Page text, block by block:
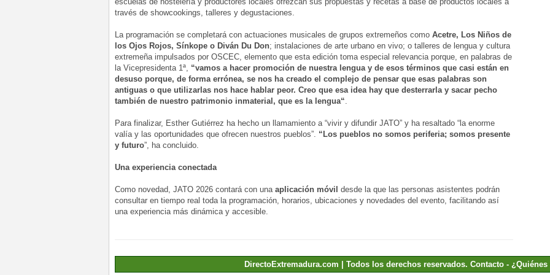
través de showcookings, talleres y degustaciones.
La programación se completará con actuaciones musicales de grupos extremeños como Acetre, Los Niños de
los Ojos Rojos, Sínkope o Diván Du Don; instalaciones de arte urbano en vivo; o talleres de lengua y cultura
extremeña impulsados por OSCEC, elemento que esta edición toma especial relevancia porque, en palabras de
la Vicepresidenta 1ª, “vamos a hacer promoción de nuestra lengua y de esos términos que casi están en
desuso porque, de forma errónea, se nos ha creado el complejo de pensar que esas palabras son
antiguas o que utilizarlas nos hace hablar peor. Creo que esa idea hay que desterrarla y sacar pecho
también de nuestro patrimonio inmaterial, que es la lengua“.
Para finalizar, Esther Gutiérrez ha hecho un llamamiento a “vivir y difundir JATO” y ha resaltado “la enorme
valía y las oportunidades que ofrecen nuestros pueblos”. “Los pueblos no somos periferia; somos presente
y futuro”, ha concluido.
Una experiencia conectada
Como novedad, JATO 2026 contará con una aplicación móvil desde la que las personas asistentes podrán
consultar en tiempo real toda la programación, horarios, ubicaciones y novedades del evento, facilitando así
una experiencia más dinámica y accesible.
DirectoExtremadura.com | Todos los derechos reservados. Contacto -